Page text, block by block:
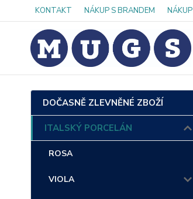
KONTAKT NÁKUP S BRANDEM
DOČASNĚ ZLEVNĚNÉ ZBOŽÍ
ITALSKÝ PORCELÁN
ROSA
VIOLA